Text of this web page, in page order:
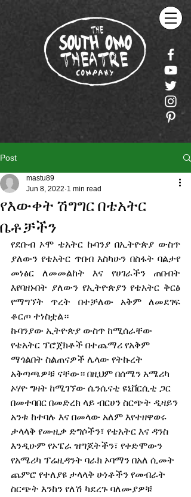
Post
የእውቀት ሽግግር በቴአትር
ቤቶቻችን
mastu89
Jun 8, 2022 1 min read
የደቡብ ኦሞ ቴአትር ኩባንያ በኢትዮጵያ ውስጥ
ያለውን የቴአትር ጥበብ እስካሁን በስፋት ባልታየ
መነፅር ለመመልከት እና የሀገራችን ጠበብት
እየባዘኑበት ያለውን የኢትዮጵያን የቴአትር ቅርፅ
የማግኘት ጥረት በተቻለው አቅም ለመደገፍ
ቆርጦ ተነስቷል።
ኩባንያው ኢትዮጵያ ውስጥ ከሚሰራቸው
የቴአትር ፕሮጀክቶች በተጨማሪ የአቅም
ማጎልበት ስልጠናዎች ሌላው የትኩረት
አቅጣጫዎቹ ናቸው። በዚህም በሰሜን አሜሪካ
ኦሃዮ ግዛት ከሚገኘው ሴንሴናቲ ዩኒቨርሲቲ ጋር
በመተባበር በመድረክ ላይ ብርሀን ስርጭት ዲዛይን
አንቱ ከተባሉ እና በመላው አለም እየተዘዋወሩ
ታላላቅ የሙዚቃ ድግሶችን፣ የቴአትር እና ዳንስ
እንዲሁም የኦፔራ ዝግጆትችን፣ የቀድሞውን
የአሜሪካ ፕሬዚዳንት ባራክ ኦባማን በአለ ሲመት
ጨምሮ የተለያዩ ታላላቅ ሁነቶችን የመብራት
ስርጭት እንከን የለሽ ካደረጉ ባለሙያዎቹ